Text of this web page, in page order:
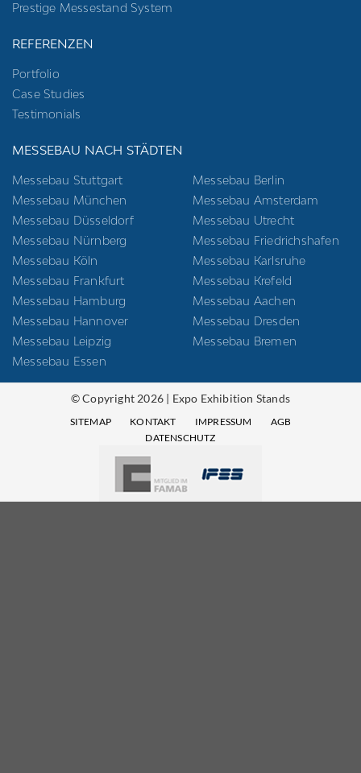
Prestige Messestand System
REFERENZEN
Portfolio
Case Studies
Testimonials
MESSEBAU NACH STÄDTEN
Messebau Stuttgart
Messebau München
Messebau Düsseldorf
Messebau Nürnberg
Messebau Köln
Messebau Frankfurt
Messebau Hamburg
Messebau Hannover
Messebau Leipzig
Messebau Essen
Messebau Berlin
Messebau Amsterdam
Messebau Utrecht
Messebau Friedrichshafen
Messebau Karlsruhe
Messebau Krefeld
Messebau Aachen
Messebau Dresden
Messebau Bremen
© Copyright 2026 | Expo Exhibition Stands
SITEMAP KONTAKT IMPRESSUM
AGB
DATENSCHUTZ